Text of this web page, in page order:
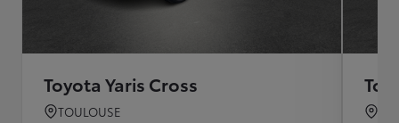
Toyota Yaris Cross
TOULOUSE